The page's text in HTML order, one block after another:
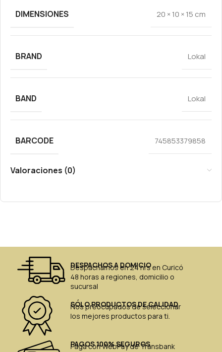
DIMENSIONES 20 × 10 × 15 cm
BRAND Lokal
BAND Lokal
BARCODE 745853379858
Valoraciones (0)
DESPACHOS A DOMICIO
Despachamos en 24 hrs en Curicó
48 horas a regiones, domicilio o
sucursal
SÓLO PRODUCTOS DE CALIDAD
Nos preocupados de seleccionar
los mejores productos para ti.
PAGOS 100% SEGUROS
Paga con WebPay de Transbank